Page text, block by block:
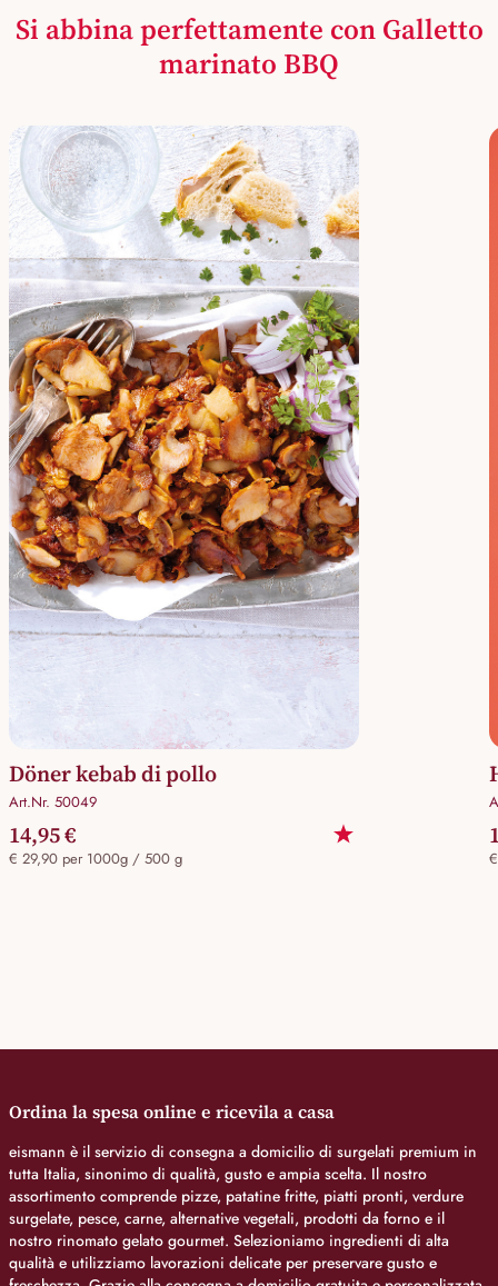
Si abbina perfettamente con Galletto
marinato BBQ
Döner kebab di pollo
Art.Nr. 50049
14,95 €
€ 29,90 per 1000g / 500 g
Ordina la spesa online e ricevila a casa
eismann è il servizio di consegna a domicilio di surgelati premium in
tutta Italia, sinonimo di qualità, gusto e ampia scelta. Il nostro
assortimento comprende pizze, patatine fritte, piatti pronti, verdure
surgelate, pesce, carne, alternative vegetali, prodotti da forno e il
nostro rinomato gelato gourmet. Selezioniamo ingredienti di alta
qualità e utilizziamo lavorazioni delicate per preservare gusto e